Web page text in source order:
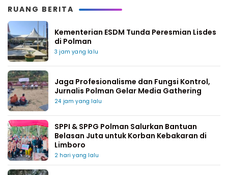
RUANG BERITA
Kementerian ESDM Tunda Peresmian Lisdes
di Polman
3 jam yang lalu
Jaga Profesionalisme dan Fungsi Kontrol,
Jurnalis Polman Gelar Media Gathering
24 jam yang lalu
SPPI & SPPG Polman Salurkan Bantuan
Belasan Juta untuk Korban Kebakaran di
Limboro
2 hari yang lalu